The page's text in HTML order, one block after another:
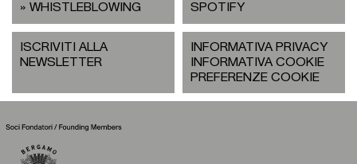
WHISTLEBLOWING
SPOTIFY
ISCRIVITI ALLA
NEWSLETTER
INFORMATIVA PRIVACY
INFORMATIVA COOKIE
PREFERENZE COOKIE